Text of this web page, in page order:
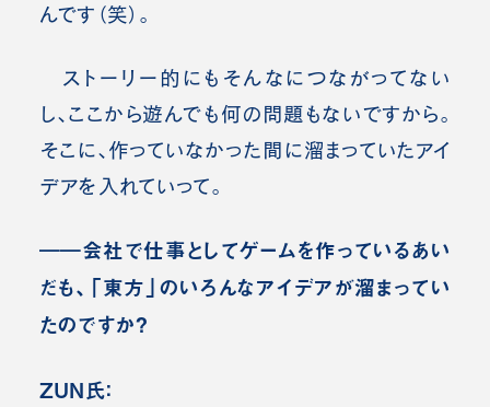
んです（笑）。
ストーリー的にもそんなにつながってない
し、ここから遊んでも何の問題もないですから。
そこに、作っていなかった間に溜まっていたアイ
デアを入れていって。
――会社で仕事としてゲームを作っているあい
だも、「東方」のいろんなアイデアが溜まってい
たのですか？
ZUN氏：